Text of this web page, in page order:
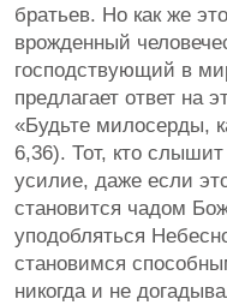
братьев. Но как же
врожденный
господствующий в
предлагает ответ на
«Будьте милосерды,
6,36). Тот, кто
усилие, даже если
становится чадом
уподобляться
становимся
никогда и не